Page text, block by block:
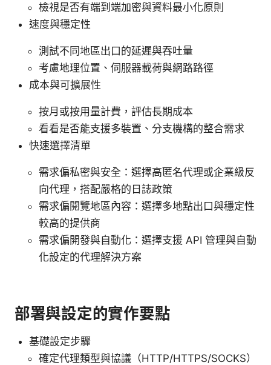
檢視是否有端到端加密與資料最小化原則
速度與穩定性
測試不同地區出口的延遲與吞吐量
考慮地理位置、伺服器載荷與網路路徑
成本與可擴展性
按月或按用量計費，評估長期成本
看看是否能支援多裝置、分支機構的整合需求
快速選擇清單
需求偏私密與安全：選擇高匿名代理或企業級反
向代理，搭配嚴格的日誌政策
需求偏閱覽地區內容：選擇多地點出口與穩定性
較高的提供商
需求偏開發與自動化：選擇支援 API 管理與自動
化設定的代理解決方案
部署與設定的實作要點
基礎設定步驟
確定代理類型與協議（HTTP/HTTPS/SOCKS）